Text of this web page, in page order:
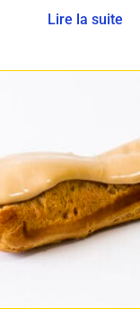
Lire la suite